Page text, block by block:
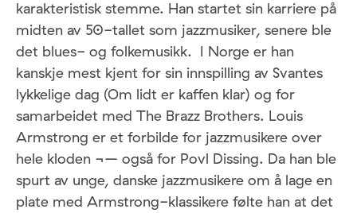
karakteristisk stemme. Han startet sin karriere på
midten av 50-tallet som jazzmusiker, senere ble
det blues- og folkemusikk. I Norge er han
kanskje mest kjent for sin innspilling av Svantes
lykkelige dag (Om lidt er kaffen klar) og for
samarbeidet med The Brazz Brothers. Louis
Armstrong er et forbilde for jazzmusikere over
hele kloden ¬– også for Povl Dissing. Da han ble
spurt av unge, danske jazzmusikere om å lage en
plate med Armstrong-klassikere følte han at det